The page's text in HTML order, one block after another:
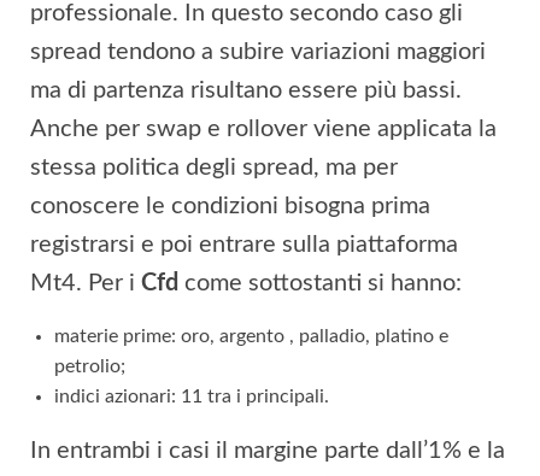
professionale. In questo secondo caso gli
spread tendono a subire variazioni maggiori
ma di partenza risultano essere più bassi.
Anche per swap e rollover viene applicata la
stessa politica degli spread, ma per
conoscere le condizioni bisogna prima
registrarsi e poi entrare sulla piattaforma
Mt4. Per i Cfd come sottostanti si hanno:
materie prime: oro, argento , palladio, platino e
petrolio;
indici azionari: 11 tra i principali.
In entrambi i casi il margine parte dall’1% e la